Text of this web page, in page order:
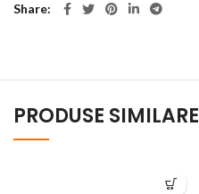
Share
PRODUSE SIMILARE